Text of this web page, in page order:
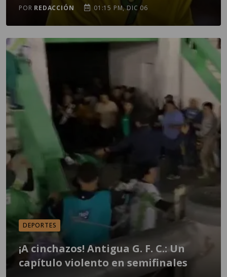
POR REDACCIÓN 01:15 PM, DIC 06
DEPORTES
¡A cinchazos! Antigua G. F. C.: Un
capítulo violento en semifinales